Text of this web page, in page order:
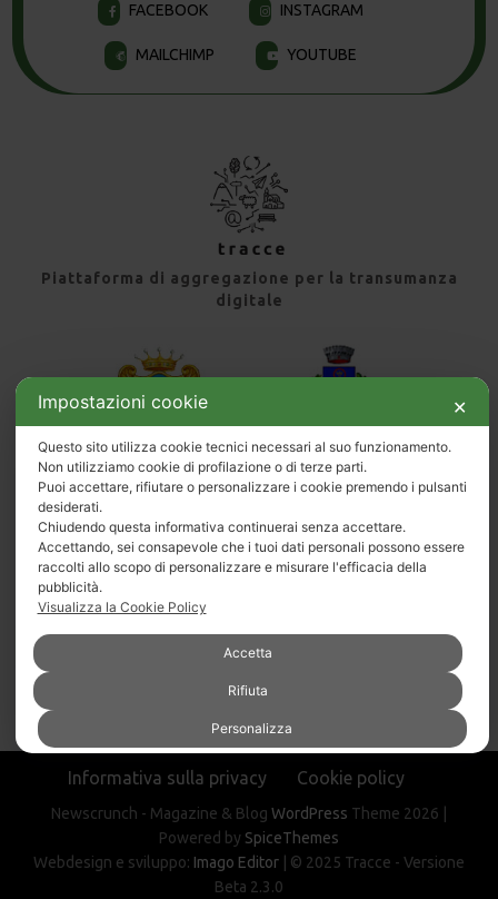
FACEBOOK INSTAGRAM
MAILCHIMP YOUTUBE
Piattaforma di aggregazione per la transumanza
digitale
Progetto locale di rigenerazione culturale e sociale
promosso dal Comune di Santa Croce del Sannio e
dal Comune di Circello.
Finanziato con la Misura PNRR M1C3 - Intervento
2.1 - Attrattività dei borghi storici.
Informativa sulla privacy Cookie policy
Newscrunch - Magazine & Blog WordPress Theme 2026 |
Powered by SpiceThemes
Webdesign e sviluppo: Imago Editor | © 2025 Tracce - Versione
Beta 2.3.0
Impostazioni cookie ✕
Questo sito utilizza cookie tecnici necessari al suo funzionamento.
Non utilizziamo cookie di profilazione o di terze parti.
Puoi accettare, rifiutare o personalizzare i cookie premendo i pulsanti
desiderati.
Chiudendo questa informativa continuerai senza accettare.
Accettando, sei consapevole che i tuoi dati personali possono essere
raccolti allo scopo di personalizzare e misurare l'efficacia della
pubblicità.
Visualizza la Cookie Policy
Accetta
Rifiuta
Personalizza